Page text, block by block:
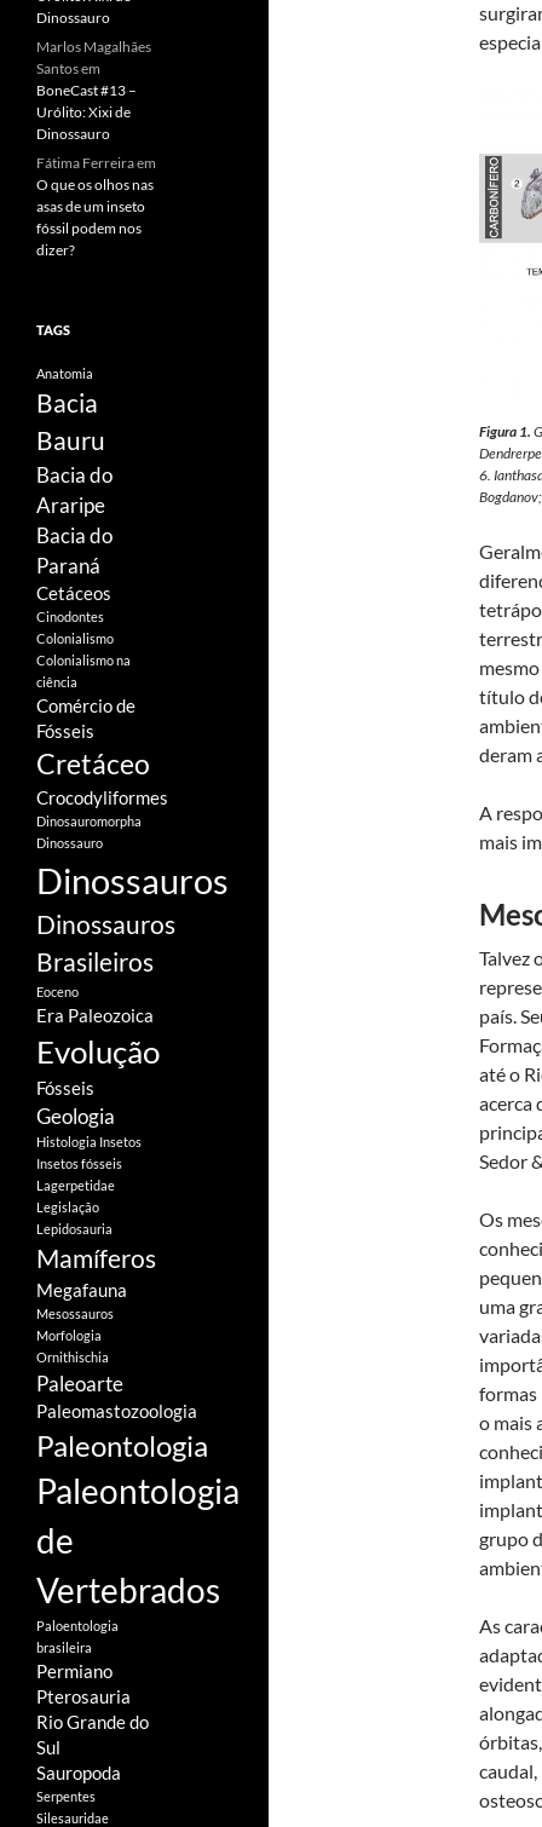
Figura 1.
6.
título
deram
A
mais
Talvez
país.
até o
acerca
Sedor
Os
uma
formas
o mais
grupo
As
caudal,
Dinossauro
Marlos Magalhães
Santosem
BoneCast #13 –
Urólito: Xixi de
Dinossauro
Fátima Ferreiraem
O que os olhos nas
asas de um inseto
fóssil podem nos
dizer?
TAGS
Anatomia
Bacia
Bauru
Bacia do
Araripe
Bacia do
Paraná
Cetáceos
Cinodontes
Colonialismo
Colonialismo na
ciência
Comércio de
Fósseis
Cretáceo
Crocodyliformes
Dinosauromorpha
Dinossauro
Dinossauros
Dinossauros
Brasileiros
Eoceno
Era Paleozoica
Evolução
Fósseis
Geologia
Histologia Insetos
Insetos fósseis
Lagerpetidae
Legislação
Lepidosauria
Mamíferos
Megafauna
Mesossauros
Morfologia
Ornithischia
Paleoarte
Paleomastozoologia
Paleontologia
Paleontologia
de
Vertebrados
Paloentologia
brasileira
Permiano
Pterosauria
Rio Grande do
Sul
Sauropoda
Serpentes
Silesauridae